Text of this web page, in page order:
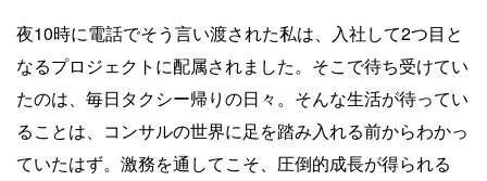
夜10時に電話でそう言い渡された私は、入社して2つ目と
なるプロジェクトに配属されました。そこで待ち受けてい
たのは、毎日タクシー帰りの日々。そんな生活が待ってい
ることは、コンサルの世界に足を踏み入れる前からわかっ
ていたはず。激務を通してこそ、圧倒的成長が得られる